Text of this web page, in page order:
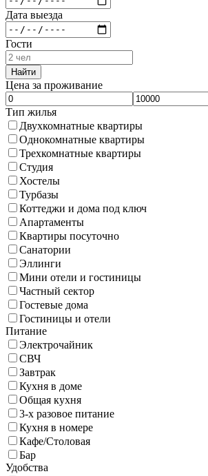
Дата выезда
Гости
Найти
Цена за проживание
Тип жилья
Двухкомнатные квартиры
Однокомнатные квартиры
Трехкомнатные квартиры
Студия
Хостелы
Турбазы
Коттеджи и дома под ключ
Апартаменты
Квартиры посуточно
Санатории
Эллинги
Мини отели и гостиницы
Частный сектор
Гостевые дома
Гостиницы и отели
Питание
Электрочайник
СВЧ
Завтрак
Кухня в доме
Общая кухня
3-х разовое питание
Кухня в номере
Кафе/Столовая
Бар
Удобства